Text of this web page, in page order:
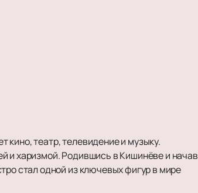
кино, театр, телевидение и музыку.
и харизмой. Родившись в Кишинёве и начав
стал одной из ключевых фигур в мире